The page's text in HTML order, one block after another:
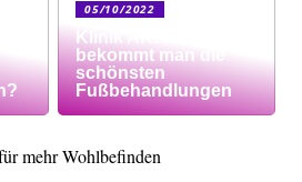
05/10/2022
Klinik AK: Hier
bekommt man die
schönsten
Fußbehandlungen
mehr Wohlbefinden